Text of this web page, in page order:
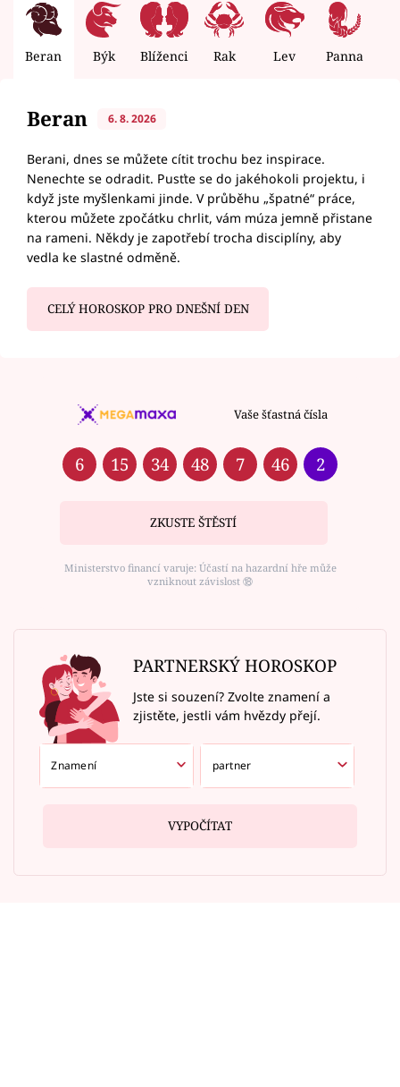
Beran Býk Blíženci Rak Lev Panna
Beran 6. 8. 2026
Berani, dnes se můžete cítit trochu bez inspirace.
Nenechte se odradit. Pusťte se do jakéhokoli projektu, i
když jste myšlenkami jinde. V průběhu „špatné“ práce,
kterou můžete zpočátku chrlit, vám múza jemně přistane
na rameni. Někdy je zapotřebí trocha disciplíny, aby
vedla ke slastné odměně.
CELÝ HOROSKOP PRO DNEŠNÍ DEN
Vaše šťastná čísla
6 15 34 48 7 46 2
ZKUSTE ŠTĚSTÍ
Ministerstvo financí varuje: Účastí na hazardní hře může
vzniknout závislost ⑱
PARTNERSKÝ HOROSKOP
Jste si souzení? Zvolte znamení a
zjistěte, jestli vám hvězdy přejí.
VYPOČÍTAT